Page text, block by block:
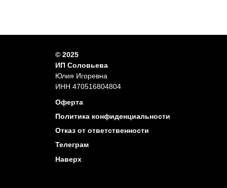
© 2025
ИП Соловьева
Юлия Игоревна
ИНН 470516804804
Политика конфиденциальности
Отказ от ответственности
Телеграм
Наверх
Оферта